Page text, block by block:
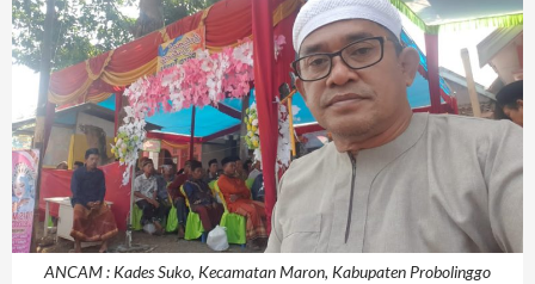
ANCAM : Kades Suko, Kecamatan Maron, Kabupaten Probolinggo